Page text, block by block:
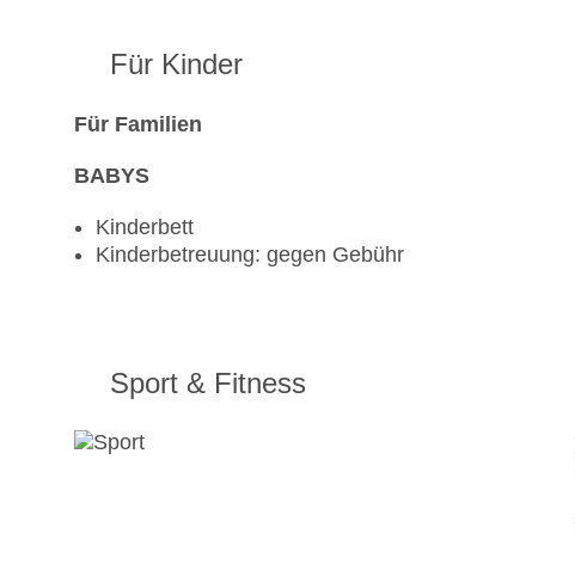
Für Kinder
Für Familien
BABYS
Kinderbett
Kinderbetreuung: gegen Gebühr
Sport & Fitness